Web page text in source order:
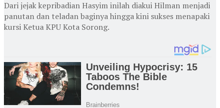
Dari jejak kepribadian Hasyim inilah diakui Hilman menjadi
panutan dan teladan baginya hingga kini sukses menapaki
kursi Ketua KPU Kota Sorong.